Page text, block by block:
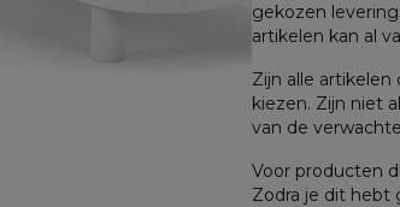
gekozen
artikelen kan al
Zijn alle artikelen
kiezen. Zijn niet
van de
Voor producten
Zodra je dit hebt